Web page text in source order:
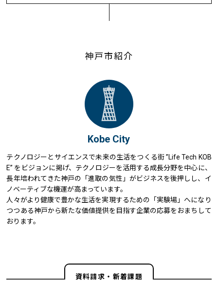
神戸市紹介
Kobe City
テクノロジーとサイエンスで未来の生活をつくる街 ”Life Tech KOB
E” をビジョンに掲げ、テクノロジーを活用する成長分野を中心に、
長年培われてきた神戸の「進取の気性」がビジネスを後押しし、イ
ノベーティブな機運が高まっています。
人々がより健康で豊かな生活を実現するための「実験場」へになり
つつある神戸から新たな価値提供を目指す企業の応募をおまちして
おります。
資料請求・新着課題